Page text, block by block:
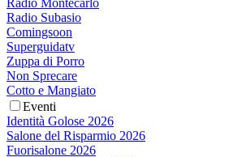
Radio Subasio
Comingsoon
Superguidatv
Zuppa di Porro
Non Sprecare
Cotto e Mangiato
Eventi
Identità Golose 2026
Salone del Risparmio 2026
Fuorisalone 2026